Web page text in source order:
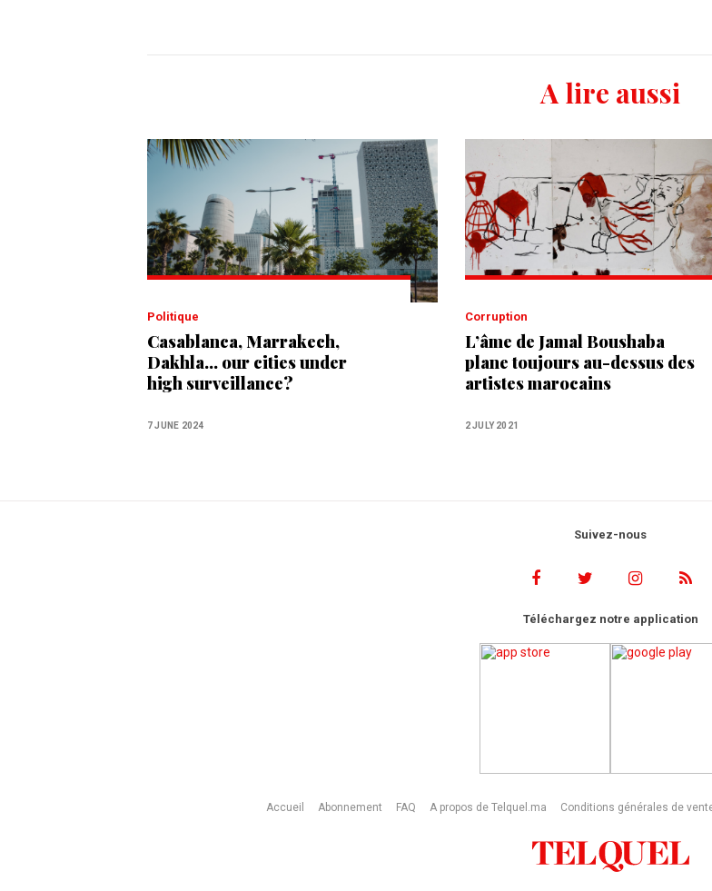
A lire aussi
Politique
Casablanca, Marrakech,
Dakhla... our cities under
high surveillance?
7 JUNE 2024
Corruption
L’âme de Jamal Boushaba
plane toujours au-dessus des
artistes marocains
2 JULY 2021
Suivez-nous
Téléchargez notre application
Accueil Abonnement FAQ A propos de Telquel.ma Conditions générales de